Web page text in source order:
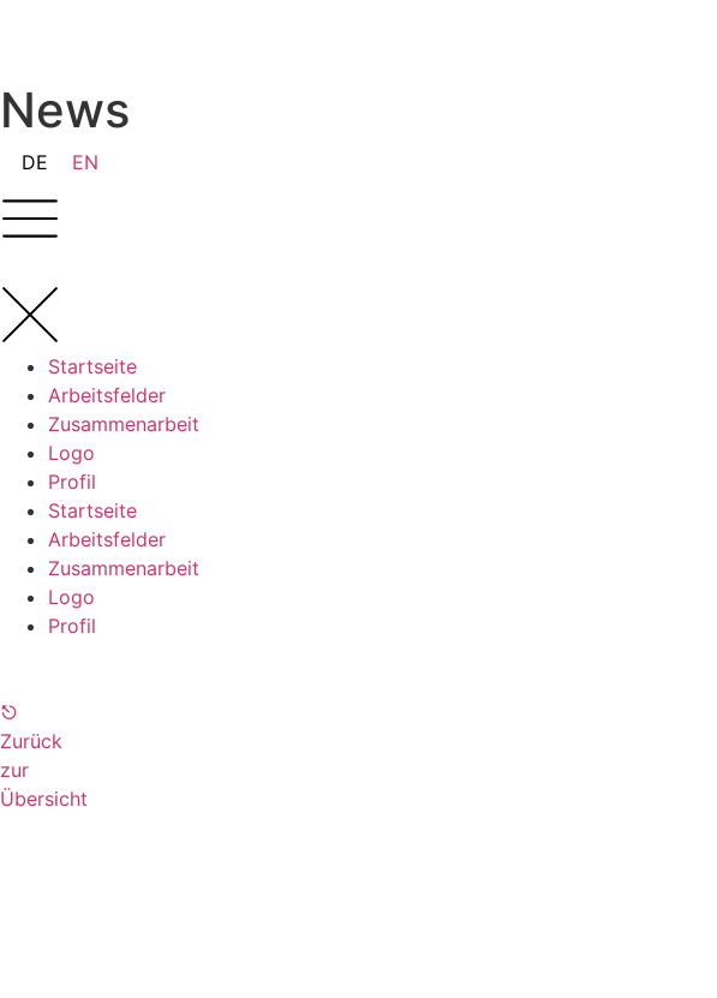
News
DE EN
Startseite
Arbeitsfelder
Zusammenarbeit
Logo
Profil
Startseite
Arbeitsfelder
Zusammenarbeit
Logo
Profil
⎋
Zurück
zur
Übersicht